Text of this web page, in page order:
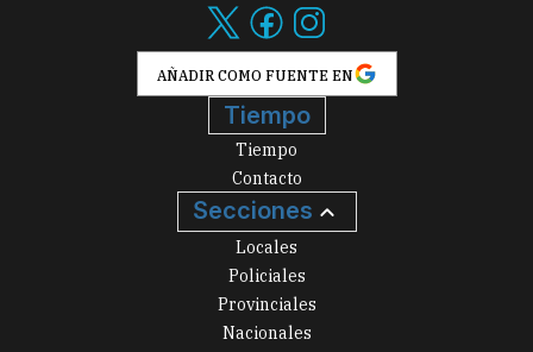
AÑADIR COMO FUENTE EN
Tiempo
Tiempo
Contacto
Secciones
Locales
Policiales
Provinciales
Nacionales